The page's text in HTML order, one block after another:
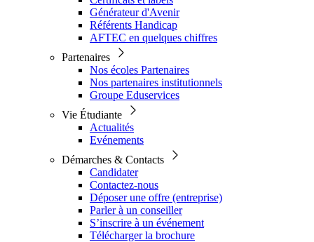
Générateur d'Avenir
Référents Handicap
AFTEC en quelques chiffres
Partenaires
Nos écoles Partenaires
Nos partenaires institutionnels
Groupe Eduservices
Vie Étudiante
Actualités
Evénements
Démarches & Contacts
Candidater
Contactez-nous
Déposer une offre (entreprise)
Parler à un conseiller
S’inscrire à un événement
Télécharger la brochure